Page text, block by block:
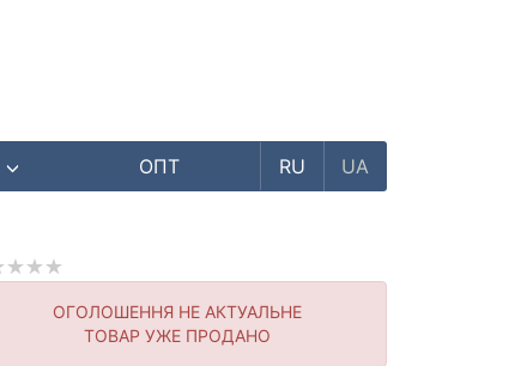
ОПТ RU UA
ОГОЛОШЕННЯ НЕ АКТУАЛЬНЕ
ТОВАР УЖЕ ПРОДАНО